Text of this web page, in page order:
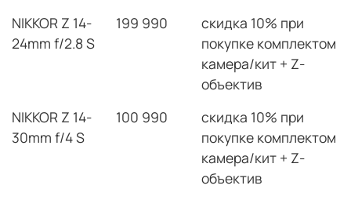
NIKKOR Z 14-
24mm f/2.8 S
199 990
скидка 10% при
покупке комплектом
камера/кит + Z-
объектив
NIKKOR Z 14-
30mm f/4 S
100 990
скидка 10% при
покупке комплектом
камера/кит + Z-
объектив